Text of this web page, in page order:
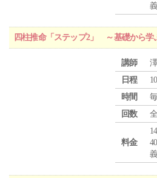
四柱推命「ステップ2」 ～基礎から学
講師
日程
時間
回数
料金